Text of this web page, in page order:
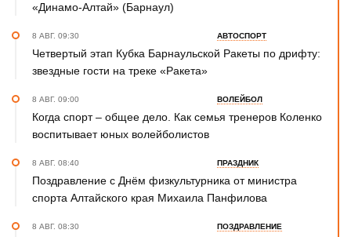
«Динамо-Алтай» (Барнаул)
8 АВГ. 09:30 АВТОСПОРТ
Четвертый этап Кубка Барнаульской Ракеты по дрифту:
звездные гости на треке «Ракета»
8 АВГ. 09:00 ВОЛЕЙБОЛ
Когда спорт – общее дело. Как семья тренеров Коленко
воспитывает юных волейболистов
8 АВГ. 08:40 ПРАЗДНИК
Поздравление с Днём физкультурника от министра
спорта Алтайского края Михаила Панфилова
8 АВГ. 08:30 ПОЗДРАВЛЕНИЕ